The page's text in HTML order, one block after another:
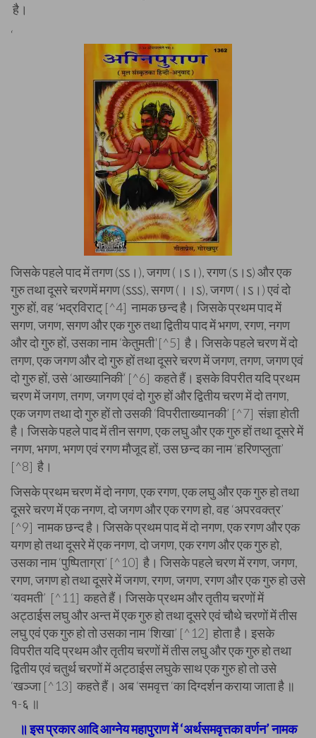
है।
‘
जिसके पहले पाद में तगण (ऽऽ।), जगण (।ऽ।), रगण (ऽ।ऽ) और एक
गुरु तथा दूसरे चरणमें मगण (ऽऽऽ), सगण (।।ऽ), जगण (।ऽ।) एवं दो
गुरु हों, वह ‘भद्रविराट् [^4] नामक छन्द है। जिसके प्रथम पाद में
सगण, जगण, सगण और एक गुरु तथा द्वितीय पाद में भगण, रगण, नगण
और दो गुरु हों, उसका नाम ‘केतुमती'[^5] है। जिसके पहले चरण में दो
तगण, एक जगण और दो गुरु हों तथा दूसरे चरण में जगण, तगण, जगण एवं
दो गुरु हों, उसे ‘आख्यानिकी’ [^6] कहते हैं। इसके विपरीत यदि प्रथम
चरण में जगण, तगण, जगण एवं दो गुरु हों और द्वितीय चरण में दो तगण,
एक जगण तथा दो गुरु हों तो उसकी ‘विपरीताख्यानकी’ [^7] संज्ञा होती
है। जिसके पहले पाद में तीन सगण, एक लघु और एक गुरु हों तथा दूसरे में
नगण, भगण, भगण एवं रगण मौजूद हों, उस छन्द का नाम ‘हरिणप्लुता’
[^8] है।
जिसके प्रथम चरण में दो नगण, एक रगण, एक लघु और एक गुरु हो तथा
दूसरे चरण में एक नगण, दो जगण और एक रगण हो, वह ‘अपरवक्त्र’
[^9] नामक छन्द है। जिसके प्रथम पाद में दो नगण, एक रगण और एक
यगण हो तथा दूसरे में एक नगण, दो जगण, एक रगण और एक गुरु हो,
उसका नाम ‘पुष्पिताग्रा’ [^10] है। जिसके पहले चरण में रगण, जगण,
रगण, जगण हो तथा दूसरे में जगण, रगण, जगण, रगण और एक गुरु हो उसे
‘यवमती’ [^11] कहते हैं। जिसके प्रथम और तृतीय चरणों में
अट्ठाईस लघु और अन्त में एक गुरु हो तथा दूसरे एवं चौथे चरणों में तीस
लघु एवं एक गुरु हो तो उसका नाम ‘शिखा’ [^12] होता है। इसके
विपरीत यदि प्रथम और तृतीय चरणों में तीस लघु और एक गुरु हो तथा
द्वितीय एवं चतुर्थ चरणों में अट्ठाईस लघुके साथ एक गुरु हो तो उसे
‘खञ्जा [^13] कहते हैं। अब ‘समवृत्त ‘का दिग्दर्शन कराया जाता है ॥
१-६ ॥
॥ इस प्रकार आदि आग्नेय महापुराण में ‘अर्थसमवृत्तका वर्णन’ नामक